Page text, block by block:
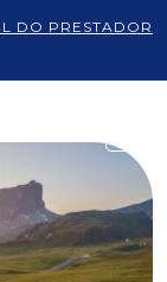
DO PRESTADOR